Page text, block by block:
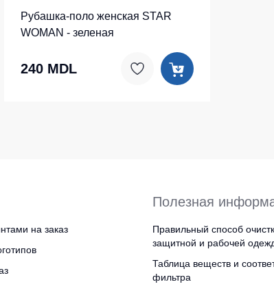
Рубашка-поло женская STAR
WOMAN - зеленая
240 MDL
на заказ
Полезная
Правильный способ
защитной и рабочей
Таблица веществ и
фильтра